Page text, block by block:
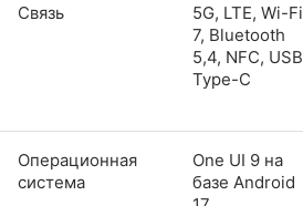
Связь
5G, LTE, Wi-Fi
7, Bluetooth
5,4, NFC, USB
Type-C
Операционная
система
One UI 9 на
базе Android